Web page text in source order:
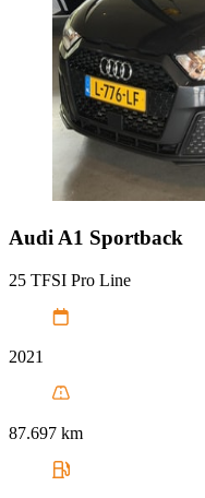
Audi A1 Sportback
25 TFSI Pro Line
2021
87.697 km